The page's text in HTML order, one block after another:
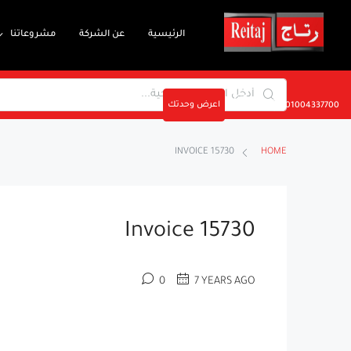
الرئيسية عن الشركة مشروعاتنا
01004337700 اعرض وحدتك
HOME
INVOICE 15730
Invoice 15730
7 YEARS AGO
0